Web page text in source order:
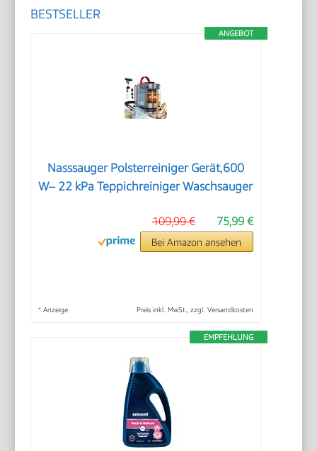
BESTSELLER
ANGEBOT
Nasssauger Polsterreiniger Gerät,600
W– 22 kPa Teppichreiniger Waschsauger
75,99 €
109,99 €
Bei Amazon ansehen
* Anzeige Preis inkl. MwSt., zzgl. Versandkosten
EMPFEHLUNG